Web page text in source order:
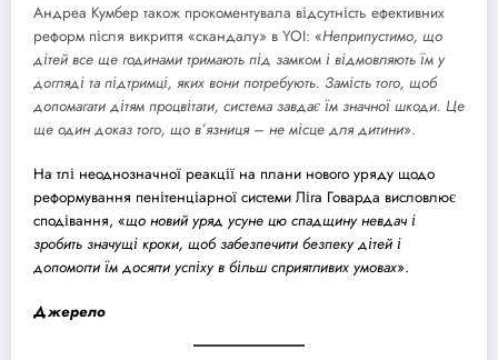
Андреа Кумбер також прокоментувала відсутність ефективних
реформ після викриття «скандалу» в YOI: «Неприпустимо, що
дітей все ще годинами тримають під замком і відмовляють їм у
догляді та підтримці, яких вони потребують. Замість того, щоб
допомагати дітям процвітати, система завдає їм значної шкоди. Це
ще один доказ того, що в’язниця – не місце для дитини».
На тлі неоднозначної реакції на плани нового уряду щодо
реформування пенітенціарної системи Ліга Говарда висловлює
сподівання, «що новий уряд усуне цю спадщину невдач і
зробить значущі кроки, щоб забезпечити безпеку дітей і
допомогти їм досягти успіху в більш сприятливих умовах».
Джерело